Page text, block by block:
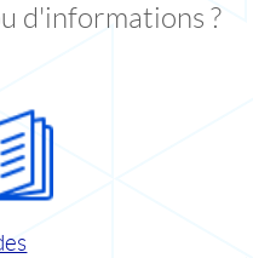
d'informations ?